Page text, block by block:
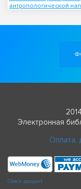
антропологической
Электронная
Оплата,
Check passport